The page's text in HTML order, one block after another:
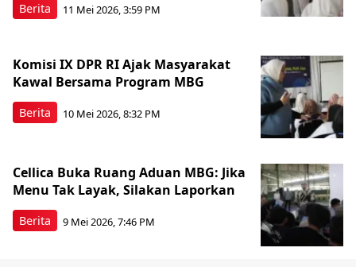
Berita 11 Mei 2026, 3:59 PM
Berita
Komisi IX DPR RI Ajak Masyarakat
Kawal Bersama Program MBG
10 Mei 2026, 8:32 PM
Berita
Cellica Buka Ruang Aduan MBG: Jika
Menu Tak Layak, Silakan Laporkan
9 Mei 2026, 7:46 PM